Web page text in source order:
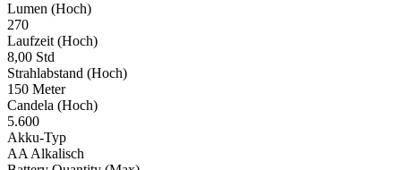
Lumen (Hoch)
270
Laufzeit (Hoch)
8,00 Std
Strahlabstand (Hoch)
150 Meter
Candela (Hoch)
5.600
Akku-Typ
AA Alkalisch